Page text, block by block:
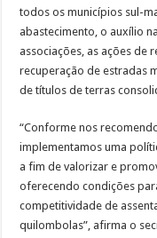
todos os municípios sul-
abastecimento, o auxílio
associações, as ações de
recuperação de estradas
de títulos de terras
“Conforme nos
implementamos uma
a fim de valorizar e
oferecendo condições
competitividade de
quilombolas”, afirma o